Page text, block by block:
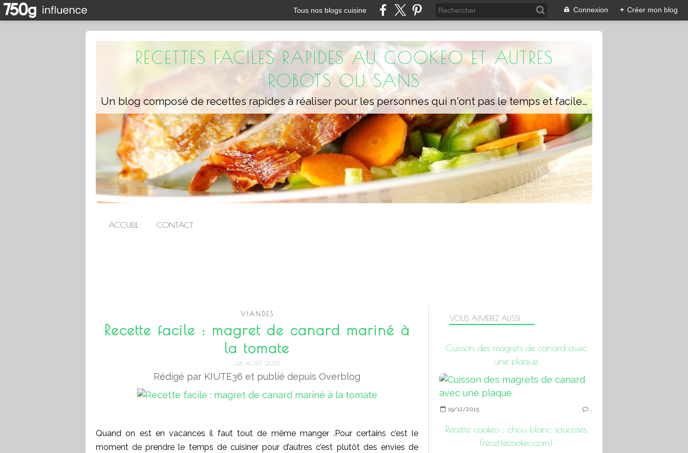
Tous nos blogs cuisine Connexion + Créer mon blog
RECETTES FACILES RAPIDES AU COOKEO ET AUTRES
ROBOTS OU SANS
Un blog composé de recettes rapides à réaliser pour les personnes qui n'ont pas le temps et faciles pour pouvoir se régaler ou régaler toute la famille avec ou sans robot
ACCUEIL CONTACT
VIANDES
Recette facile : magret de canard mariné à
la tomate
28 AOÛT 2015
Rédigé par KIUTE36 et publié depuis Overblog
Quand on est en vacances il faut tout de même manger .Pour certains c’est le
moment de prendre le temps de cuisiner pour d’autres c’est plutôt des envies de
VOUS AIMEREZ AUSSI :
Cuisson des magrets de canard avec
une plaque
19/12/2015 …
Recette cookeo : chou blanc saucisses
(recettecookeo.com)